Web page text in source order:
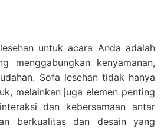
untuk acara Anda adalah
menggabungkan kenyamanan,
Sofa lesehan tidak hanya
melainkan juga elemen penting
dan kebersamaan antar
berkualitas dan desain yang